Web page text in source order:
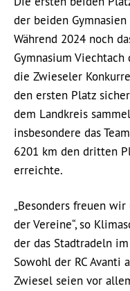
der beiden
Während 2024 noch
Gymnasium
die Zwieseler
den ersten Platz
dem Landkreis
insbesondere das
6201 km den dritten
erreichte.
„Besonders freuen
der Vereine“, so
der das Stadtradeln
Sowohl der RC Avanti
Zwiesel seien vor